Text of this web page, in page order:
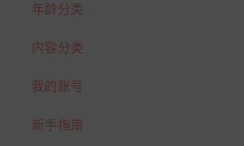
年龄分类
内容分类
我的账号
新手指南